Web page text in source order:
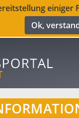
Ok,